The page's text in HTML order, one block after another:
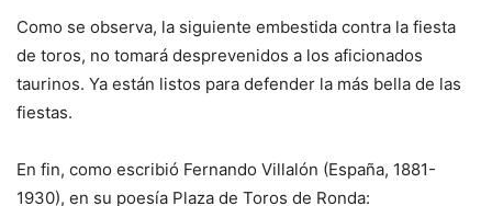
Como se observa, la siguiente embestida contra la fiesta
de toros, no tomará desprevenidos a los aficionados
taurinos. Ya están listos para defender la más bella de las
fiestas.
En fin, como escribió Fernando Villalón (España, 1881-
1930), en su poesía Plaza de Toros de Ronda: